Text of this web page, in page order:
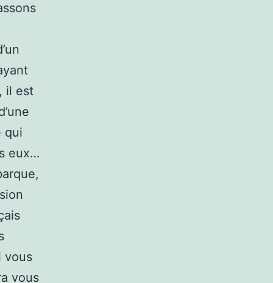
il est
qui
eux…
vous
vous